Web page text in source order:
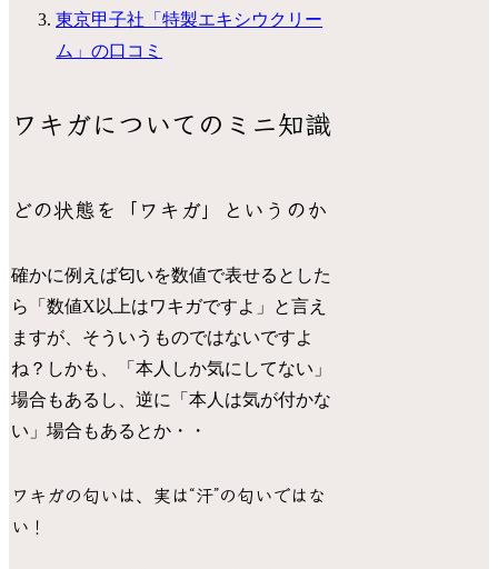
東京甲子社「特製エキシウクリー
ム」の口コミ
ワキガについてのミニ知識
どの状態を「ワキガ」というのか
確かに例えば匂いを数値で表せるとした
ら「数値X以上はワキガですよ」と言え
ますが、そういうものではないですよ
ね？しかも、「本人しか気にしてない」
場合もあるし、逆に「本人は気が付かな
い」場合もあるとか・・
ワキガの匂いは、実は“汗”の匂いではな
い！